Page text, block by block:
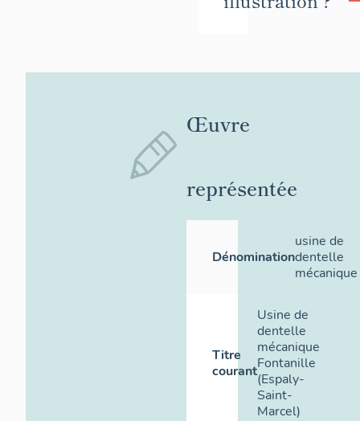
Œuvre
représentée
Dénomination
usine de
dentelle
mécanique
Titre
courant
Usine de
dentelle
mécanique
Fontanille
(Espaly-
Saint-
Marcel)